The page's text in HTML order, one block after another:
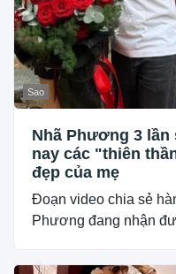
Sao
Nhã Phương 3
nay các "thiên
đẹp của mẹ
Đoạn video chia sẻ
Phương đang nhận